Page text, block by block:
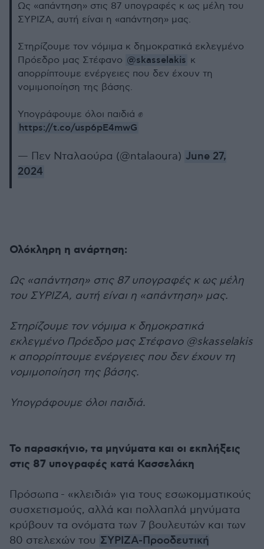
Ως «απάντηση» στις 87 υπογραφές κ ως μέλη του
ΣΥΡΙΖΑ, αυτή είναι η «απάντηση» μας.
Στηρίζουμε τον νόμιμα κ δημοκρατικά εκλεγμένο
Πρόεδρο μας Στέφανο @skasselakis κ
απορρίπτουμε ενέργειες που δεν έχουν τη
νομιμοποίηση της βάσης.
Υπογράφουμε όλοι παιδιά ✊
https://t.co/usp6pE4mwG
— Πεν Νταλαούρα (@ntalaoura) June 27,
2024
Ολόκληρη η ανάρτηση:
Ως «απάντηση» στις 87 υπογραφές κ ως μέλη
του ΣΥΡΙΖΑ, αυτή είναι η «απάντηση» μας.
Στηρίζουμε τον νόμιμα κ δημοκρατικά
εκλεγμένο Πρόεδρο μας Στέφανο @skasselakis
κ απορρίπτουμε ενέργειες που δεν έχουν τη
νομιμοποίηση της βάσης.
Υπογράφουμε όλοι παιδιά.
Το παρασκήνιο, τα μηνύματα και οι εκπλήξεις
στις 87 υπογραφές κατά Κασσελάκη
Πρόσωπα - «κλειδιά» για τους εσωκομματικούς
συσχετισμούς, αλλά και πολλαπλά μηνύματα
κρύβουν τα ονόματα των 7 βουλευτών και των
80 στελεχών του ΣΥΡΙΖΑ-Προοδευτική